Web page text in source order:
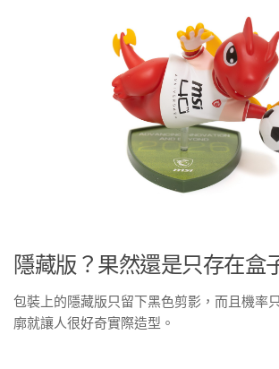
隱藏版？果然還是只存在盒
包裝上的隱藏版只留下黑色剪影，而且機率
廓就讓人很好奇實際造型。